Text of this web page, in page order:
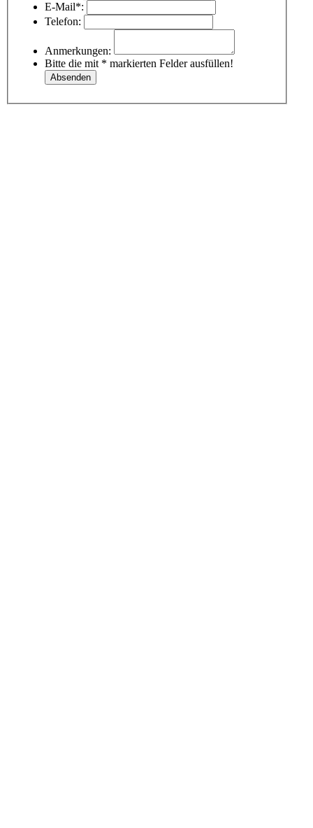
E-Mail*:
Telefon:
Anmerkungen:
Bitte die mit * markierten Felder ausfüllen!